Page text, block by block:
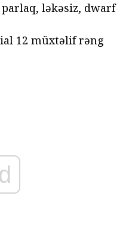
ləkəsiz, dwarf
12 müxtəlif rəng